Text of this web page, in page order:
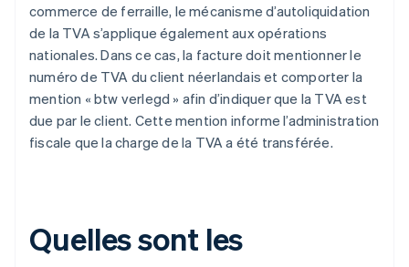
commerce de ferraille, le mécanisme d’autoliquidation
de la TVA s’applique également aux opérations
nationales. Dans ce cas, la facture doit mentionner le
numéro de TVA du client néerlandais et comporter la
mention « btw verlegd » afin d’indiquer que la TVA est
due par le client. Cette mention informe l’administration
fiscale que la charge de la TVA a été transférée.
Quelles sont les